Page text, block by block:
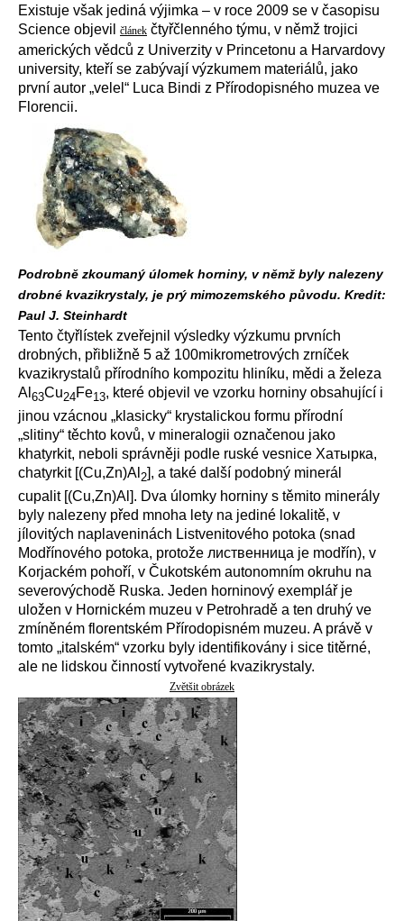
Existuje však jediná výjimka – v roce 2009 se v časopisu
Science objevil
článek čtyřčlenného týmu, v němž trojici
amerických vědců z Univerzity v Princetonu a Harvardovy
university, kteří se zabývají výzkumem materiálů, jako
první autor „velel“ Luca Bindi z Přírodopisného muzea ve
Florencii.
Podrobně zkoumaný úlomek horniny, v němž byly nalezeny
drobné kvazikrystaly, je prý mimozemského původu. Kredit:
Paul J. Steinhardt
Tento čtyřlístek zveřejnil výsledky výzkumu prvních
drobných, přibližně 5 až 100mikrometrových zrníček
kvazikrystalů přírodního kompozitu hliníku, mědi a železa
Al 63Cu24Fe13, které objevil ve vzorku horniny obsahující i
jinou vzácnou „klasicky“ krystalickou formu přírodní
„slitiny“ těchto kovů, v mineralogii označenou jako
khatyrkit, neboli správněji podle ruské vesnice Хатырка,
chatyrkit [(Cu,Zn)Al 2], a také další podobný minerál
cupalit [(Cu,Zn)Al]. Dva úlomky horniny s těmito minerály
byly nalezeny před mnoha lety na jediné lokalitě, v
jílovitých naplaveninách Listvenitového potoka (snad
Modřínového potoka, protože лиственница je modřín), v
Korjackém pohoří, v Čukotském autonomním okruhu na
severovýchodě Ruska. Jeden horninový exemplář je
uložen v Hornickém muzeu v Petrohradě a ten druhý ve
zmíněném florentském Přírodopisném muzeu. A právě v
tomto „italském“ vzorku byly identifikovány i sice titěrné,
ale ne lidskou činností vytvořené kvazikrystaly.
Zvětšit obrázek